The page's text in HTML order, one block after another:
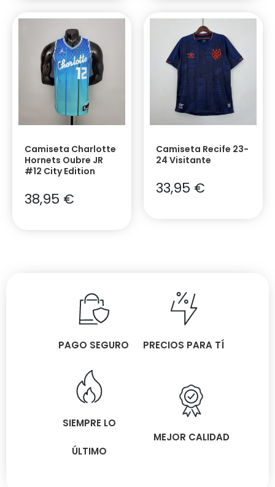
Camiseta Charlotte
Hornets Oubre JR
#12 City Edition
38,95 €
Camiseta Recife 23-
24 Visitante
33,95 €
PAGO SEGURO PRECIOS PARA TÍ
SIEMPRE LO
ÚLTIMO
MEJOR CALIDAD